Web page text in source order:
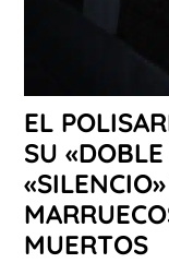
EL
SU
MUERTOS